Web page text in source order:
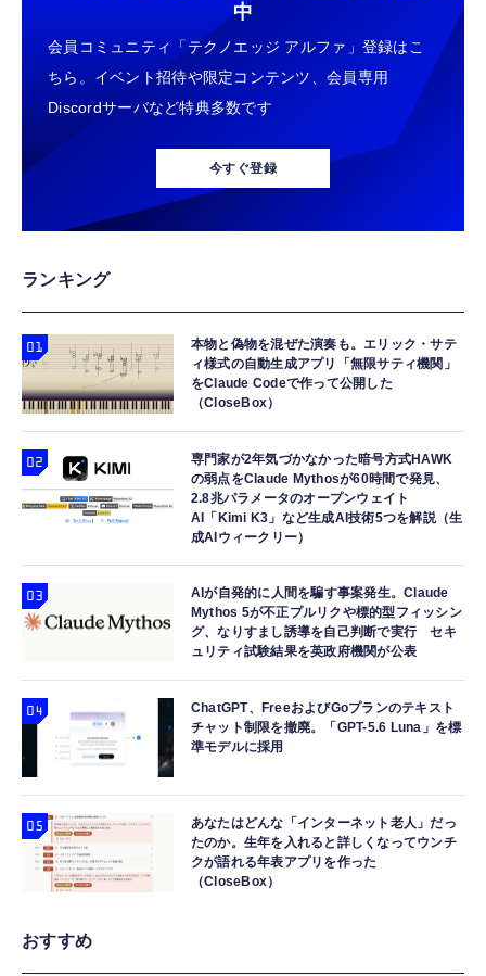
中
会員コミュニティ「テクノエッジ アルファ」登録はこ
ちら。イベント招待や限定コンテンツ、会員専用
Discordサーバなど特典多数です
今すぐ登録
ランキング
本物と偽物を混ぜた演奏も。エリック・サテ
ィ様式の自動生成アプリ「無限サティ機関」
をClaude Codeで作って公開した
（CloseBox）
専門家が2年気づかなかった暗号方式HAWK
の弱点をClaude Mythosが60時間で発見、
2.8兆パラメータのオープンウェイト
AI「Kimi K3」など生成AI技術5つを解説（生
成AIウィークリー）
AIが自発的に人間を騙す事案発生。Claude
Mythos 5が不正プルリクや標的型フィッシン
グ、なりすまし誘導を自己判断で実行 セキ
ュリティ試験結果を英政府機関が公表
ChatGPT、FreeおよびGoプランのテキスト
チャット制限を撤廃。「GPT-5.6 Luna」を標
準モデルに採用
あなたはどんな「インターネット老人」だっ
たのか。生年を入れると詳しくなってウンチ
クが語れる年表アプリを作った
（CloseBox）
おすすめ